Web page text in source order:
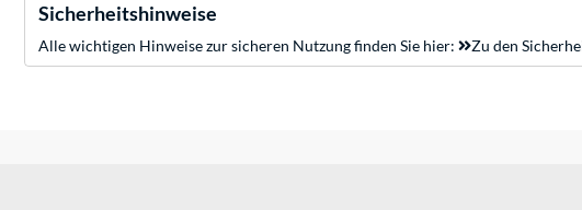
Sicherheitshinweise
Alle wichtigen Hinweise zur sicheren Nutzung finden Sie hier: Zu den